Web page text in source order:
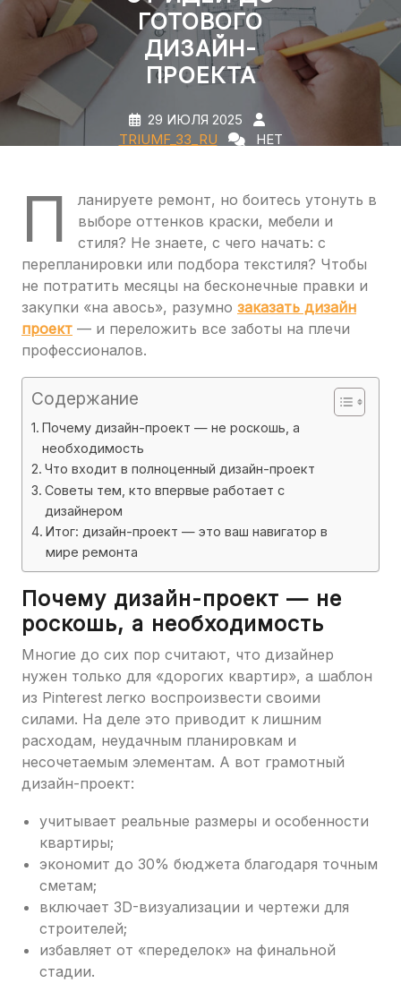
ГОТОВОГО
ДИЗАЙН-
ПРОЕКТА
29 ИЮЛЯ 2025
TRIUMF_33_RU
НЕТ
П
ланируете ремонт, но боитесь утонуть в
выборе оттенков краски, мебели и
стиля? Не знаете, с чего начать: с
перепланировки или подбора текстиля? Чтобы
не потратить месяцы на бесконечные правки и
закупки «на авось», разумно заказать дизайн
проект — и переложить все заботы на плечи
профессионалов.
Содержание
Почему дизайн-проект — не роскошь, а
необходимость
Что входит в полноценный дизайн-проект
Советы тем, кто впервые работает с
дизайнером
Итог: дизайн-проект — это ваш навигатор в
мире ремонта
Почему дизайн-проект — не
роскошь, а необходимость
Многие до сих пор считают, что дизайнер
нужен только для «дорогих квартир», а шаблон
из Pinterest легко воспроизвести своими
силами. На деле это приводит к лишним
расходам, неудачным планировкам и
несочетаемым элементам. А вот грамотный
дизайн-проект:
учитывает реальные размеры и особенности
квартиры;
экономит до 30% бюджета благодаря точным
сметам;
включает 3D-визуализации и чертежи для
строителей;
избавляет от «переделок» на финальной
стадии.